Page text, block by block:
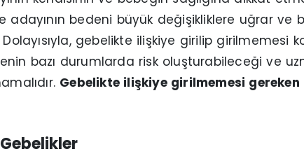
adayının bedeni büyük değişikliklere uğrar ve
gebelikte ilişkiye girilip girilmemesi
bazı durumlarda risk oluşturabileceği ve
Gebelikte ilişkiye girilmemesi gereken